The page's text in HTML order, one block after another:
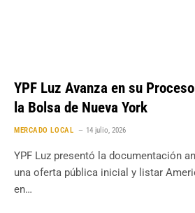
YPF Luz Avanza en su
la Bolsa de Nueva York
MERCADO LOCAL 14 julio, 2026
YPF Luz presentó la documentación
una oferta pública inicial y listar
en…